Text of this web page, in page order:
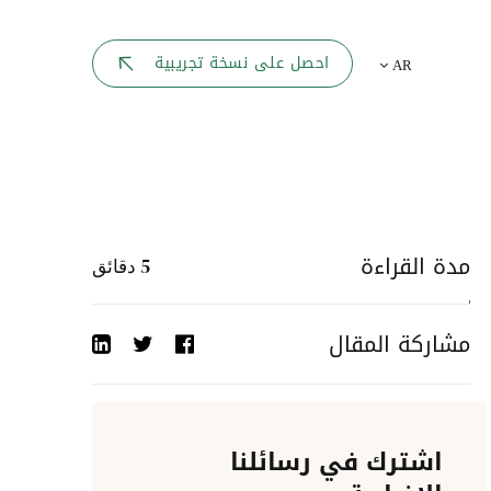
AR احصل على نسخة تجريبية
مدة القراءة 5 دقائق
مشاركة المقال
اشترك في رسائلنا
إلى